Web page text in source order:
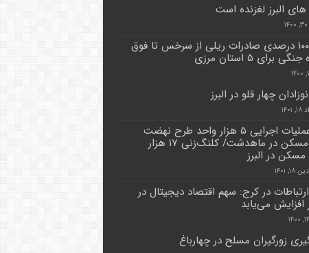
البرز لغزنده است
رشد ۱۰۰ درصدی صادرات ریلی از سرخس تا فوق
برای ۵ استان مرزی
چهار قلو در البرز
آغاز عملیات اجرایی ۵ هزار واحد طرح نهضت
ملی مسکن در ماهدشت/ کلنگ‌زنی ۱۷ هزار
در البرز
۱۴۰۱
در کرج: سهم اقتصاد دیجیتال در
می‌یابد
زورگیران مسلح در چهارباغ